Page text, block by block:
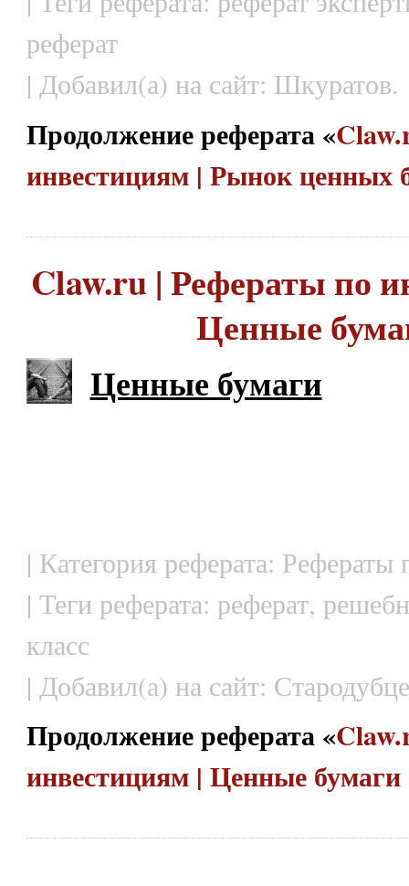
реферат
| Добавил(а) на сайт: Шкуратов.
Продолжение реферата «
инвестициям | Рынок ценных
Claw.ru | Рефераты по
Ценные
Ценные бумаги
| Категория реферата:
| Теги реферата: реферат,
класс
| Добавил(а) на сайт:
Продолжение реферата «
инвестициям | Ценные